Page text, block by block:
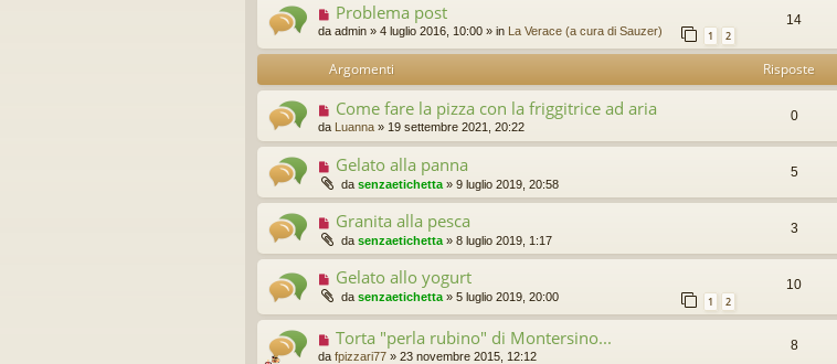
R
ap
idi
Problema post
da admin » 4 luglio 2016, 10:00 » in La Verace (a cura di Sauzer) 1 2
14
Argomenti Risposte
Come fare la pizza con la friggitrice ad aria
da Luanna » 19 settembre 2021, 20:22
0
Gelato alla panna
da senzaetichetta» 9 luglio 2019, 20:58
5
Granita alla pesca
da senzaetichetta» 8 luglio 2019, 1:17
3
Gelato allo yogurt
da senzaetichetta» 5 luglio 2019, 20:00 1 2
10
Torta "perla rubino" di Montersino...
da fpizzari77 » 23 novembre 2015, 12:12
8